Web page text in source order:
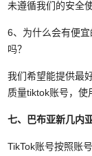
未遵循我们的安全
6、为什么会有便
吗？
我们希望能提供最
质量tiktok账号，使
七、巴布亚新几内
TikTok账号按照账